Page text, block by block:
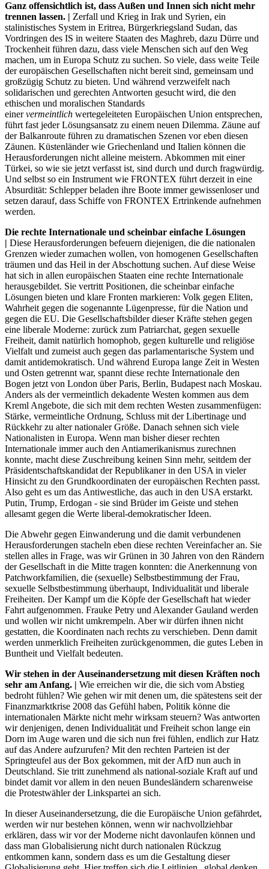
Ganz offensichtlich ist, dass Außen und Innen sich nicht mehr
trennen lassen. | Zerfall und Krieg in Irak und Syrien, ein
stalinistisches System in Eritrea, Bürgerkriegsland Sudan, das
Vordringen des IS in weitere Staaten des Maghreb, dazu Dürre und
Trockenheit führen dazu, dass viele Menschen sich auf den Weg
machen, um in Europa Schutz zu suchen. So viele, dass weite Teile
der europäischen Gesellschaften nicht bereit sind, gemeinsam und
großzügig Schutz zu bieten. Und während verzweifelt nach
solidarischen und gerechten Antworten gesucht wird, die den
ethischen und moralischen Standards
einervermeintlich wertegeleiteten Europäischen Union entsprechen,
führt fast jeder Lösungsansatz zu einem neuen Dilemma. Zäune auf
der Balkanroute führen zu dramatischen Szenen vor eben diesen
Zäunen. Küstenländer wie Griechenland und Italien können die
Herausforderungen nicht alleine meistern. Abkommen mit einer
Türkei, so wie sie jetzt verfasst ist, sind durch und durch fragwürdig.
Und selbst so ein Instrument wie FRONTEX führt derzeit in eine
Absurdität: Schlepper beladen ihre Boote immer gewissenloser und
setzen darauf, dass Schiffe von FRONTEX Ertrinkende aufnehmen
werden.
Die rechte Internationale und scheinbar einfache Lösungen
| Diese Herausforderungen befeuern diejenigen, die die nationalen
Grenzen wieder zumachen wollen, von homogenen Gesellschaften
träumen und das Heil in der Abschottung suchen. Auf diese Weise
hat sich in allen europäischen Staaten eine rechte Internationale
herausgebildet. Sie vertritt Positionen, die scheinbar einfache
Lösungen bieten und klare Fronten markieren: Volk gegen Eliten,
Wahrheit gegen die sogenannte Lügenpresse, für die Nation und
gegen die EU. Die Gesellschaftsbilder dieser Kräfte stehen gegen
eine liberale Moderne: zurück zum Patriarchat, gegen sexuelle
Freiheit, damit natürlich homophob, gegen kulturelle und religiöse
Vielfalt und zumeist auch gegen das parlamentarische System und
damit antidemokratisch. Und während Europa lange Zeit in Westen
und Osten getrennt war, spannt diese rechte Internationale den
Bogen jetzt von London über Paris, Berlin, Budapest nach Moskau.
Anders als der vermeintlich dekadente Westen kommen aus dem
Kreml Angebote, die sich mit dem rechten Westen zusammenfügen:
Stärke, vermeintliche Ordnung, Schluss mit der Libertinage und
Rückkehr zu alter nationaler Größe. Danach sehnen sich viele
Nationalisten in Europa. Wenn man bisher dieser rechten
Internationale immer auch den Antiamerikanismus zurechnen
konnte, macht diese Zuschreibung keinen Sinn mehr, seitdem der
Präsidentschaftskandidat der Republikaner in den USA in vieler
Hinsicht zu den Grundkoordinaten der europäischen Rechten passt.
Also geht es um das Antiwestliche, das auch in den USA erstarkt.
Putin, Trump, Erdogan - sie sind Brüder im Geiste und stehen
allesamt gegen die Werte liberal-demokratischer Ideen.
Die Abwehr gegen Einwanderung und die damit verbundenen
Herausforderungen stacheln eben diese rechten Vereinfacher an. Sie
stellen alles in Frage, was wir Grünen in 30 Jahren von den Rändern
der Gesellschaft in die Mitte tragen konnten: die Anerkennung von
Patchworkfamilien, die (sexuelle) Selbstbestimmung der Frau,
sexuelle Selbstbestimmung überhaupt, Individualität und liberale
Freiheiten. Der Kampf um die Köpfe der Gesellschaft hat wieder
Fahrt aufgenommen. Frauke Petry und Alexander Gauland werden
und wollen wir nicht umkrempeln. Aber wir dürfen ihnen nicht
gestatten, die Koordinaten nach rechts zu verschieben. Denn damit
werden unmerklich Freiheiten zurückgenommen, die gutes Leben in
Buntheit und Vielfalt bedeuten.
Wir stehen in der Auseinandersetzung mit diesen Kräften noch
sehr am Anfang. | Wie erreichen wir die, die sich vom Abstieg
bedroht fühlen? Wie gehen wir mit denen um, die spätestens seit der
Finanzmarktkrise 2008 das Gefühl haben, Politik könne die
internationalen Märkte nicht mehr wirksam steuern? Was antworten
wir denjenigen, denen Individualität und Freiheit schon lange ein
Dorn im Auge waren und die sich nun frei fühlen, endlich zur Hatz
auf das Andere aufzurufen? Mit den rechten Parteien ist der
Springteufel aus der Box gekommen, mit der AfD nun auch in
Deutschland. Sie tritt zunehmend als national-soziale Kraft auf und
bindet damit vor allem in den neuen Bundesländern scharenweise
die Protestwähler der Linkspartei an sich.
In dieser Auseinandersetzung, die die Europäische Union gefährdet,
werden wir nur bestehen können, wenn wir nachvollziehbar
erklären, dass wir vor der Moderne nicht davonlaufen können und
dass man Globalisierung nicht durch nationalen Rückzug
entkommen kann, sondern dass es um die Gestaltung dieser